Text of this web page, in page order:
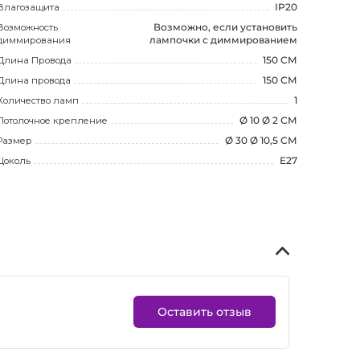
IP20
Возможно, если установить
лампочки с диммированием
Провода
150 СМ
провода
150 СМ
ламп
1
крепление
Ø 10 Ø 2 СМ
Ø 30 Ø 10,5 СМ
E27
Оставить отзыв